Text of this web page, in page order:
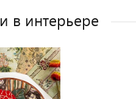
в интерьере